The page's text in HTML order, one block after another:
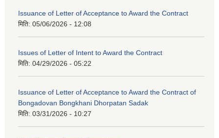
Issuance of Letter of Acceptance to Award the Contract
मिति: 05/06/2026 - 12:08
Issues of Letter of Intent to Award the Contract
मिति: 04/29/2026 - 05:22
Issuance of Letter of Acceptance to Award the Contract of
Bongadovan Bongkhani Dhorpatan Sadak
मिति: 03/31/2026 - 10:27